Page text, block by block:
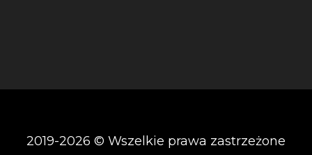
2019-2026 © Wszelkie prawa zastrzeżone